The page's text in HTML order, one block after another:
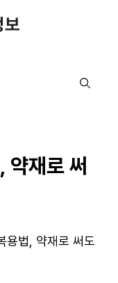
보
약재로 써
용법, 약재로 써도